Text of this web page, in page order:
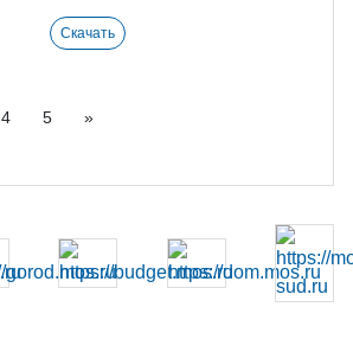
Скачать
4 5 »